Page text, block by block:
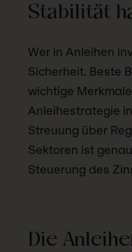
Stabilität
Wer in Anleihen
Sicherheit. Beste
wichtige
Anleihestrategie
Streuung über
Sektoren ist
Steuerung des
Die